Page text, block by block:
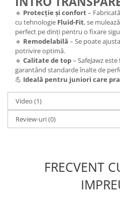
🔹 Protecție și confort–
cu tehnologie Fluid-Fit, se mulează
perfect pe dinți pentru o fixare
🔹 Remodelabilă – Se poate
potrivire optimă.
🔹 Calitate de top– SafeJawz este
garantând standarde înalte de
💪 Ideală pentru juniori care
Video (1)
Review-uri(0)
FRECVENT